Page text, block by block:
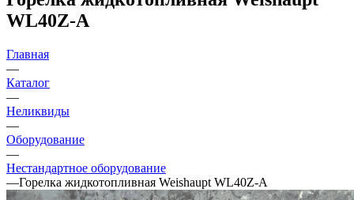
WL40Z-A
Главная
—
Каталог
—
Неликвиды
—
Оборудование
—
Нестандартное оборудование
—Горелка жидкотопливная Weishaupt WL40Z-A